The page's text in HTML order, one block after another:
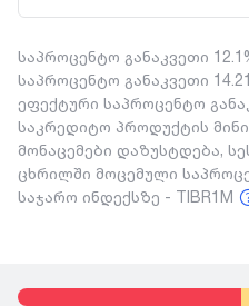
საპროცენტო განაკვეთი
საპროცენტო განაკვეთი
ეფექტური საპროცენტო
საკრედიტო პროდუქტის
მონაცემები დაზუსტდება,
ცხრილში მოცემული
საჯარო ინდექსზე - TIBR1M